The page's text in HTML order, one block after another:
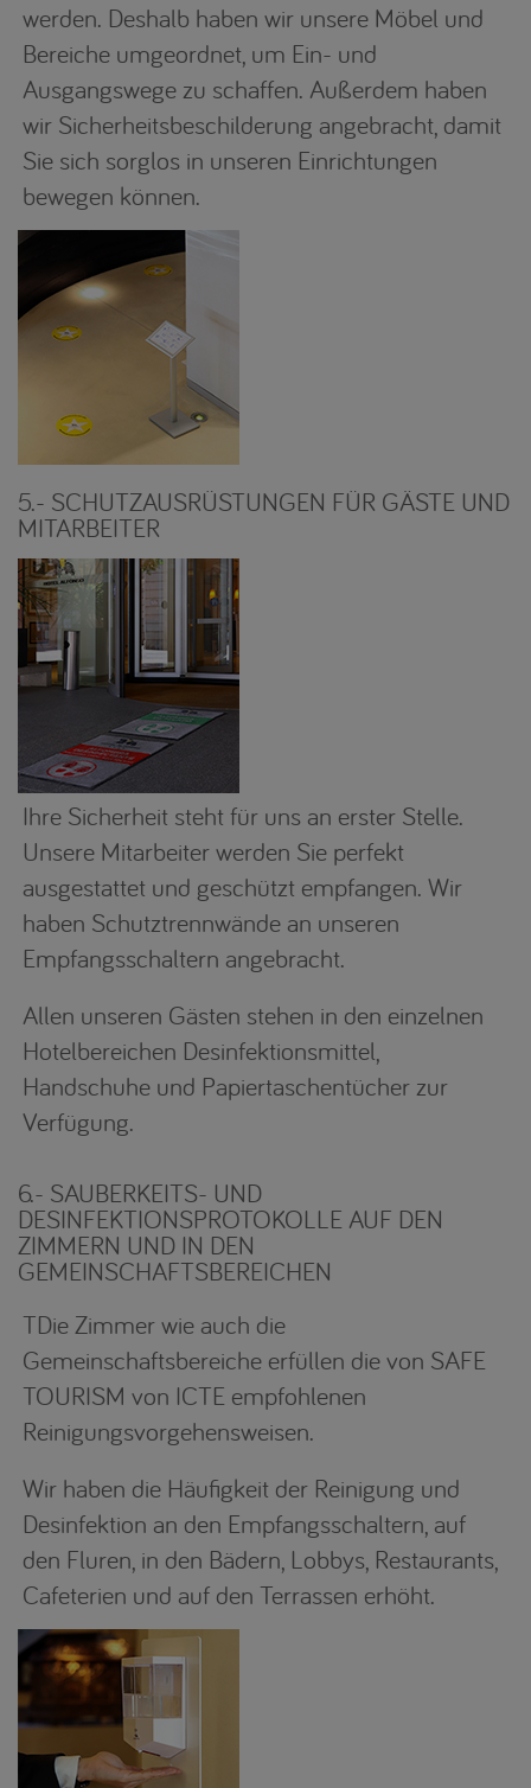
werden. Deshalb haben wir unsere Möbel und
Bereiche umgeordnet, um Ein- und
Ausgangswege zu schaffen. Außerdem haben
wir Sicherheitsbeschilderung angebracht, damit
Sie sich sorglos in unseren Einrichtungen
bewegen können.
5.- SCHUTZAUSRÜSTUNGEN FÜR GÄSTE UND
MITARBEITER
Ihre Sicherheit steht für uns an erster Stelle.
Unsere Mitarbeiter werden Sie perfekt
ausgestattet und geschützt empfangen. Wir
haben Schutztrennwände an unseren
Empfangsschaltern angebracht.
Allen unseren Gästen stehen in den einzelnen
Hotelbereichen Desinfektionsmittel,
Handschuhe und Papiertaschentücher zur
Verfügung.
6.- SAUBERKEITS- UND
DESINFEKTIONSPROTOKOLLE AUF DEN
ZIMMERN UND IN DEN
GEMEINSCHAFTSBEREICHEN
TDie Zimmer wie auch die
Gemeinschaftsbereiche erfüllen die von SAFE
TOURISM von ICTE empfohlenen
Reinigungsvorgehensweisen.
Wir haben die Häufigkeit der Reinigung und
Desinfektion an den Empfangsschaltern, auf
den Fluren, in den Bädern, Lobbys, Restaurants,
Cafeterien und auf den Terrassen erhöht.